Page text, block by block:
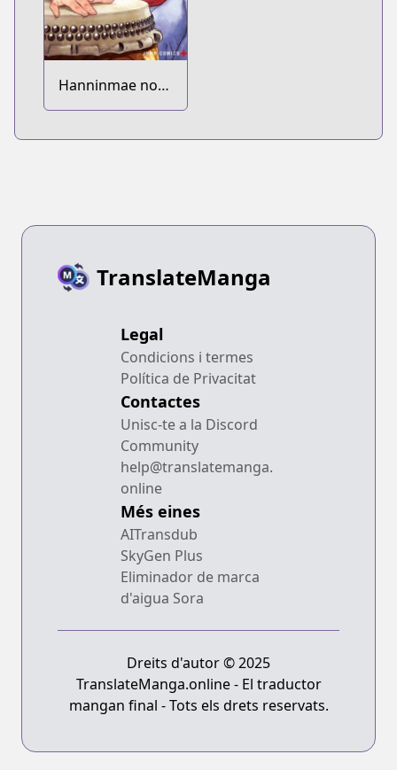
Hanninmae no
Koibito
TranslateManga
Legal
Condicions i termes
Política de Privacitat
Contactes
Unisc-te a la Discord
Community
help@translatemanga.
online
Més eines
AITransdub
SkyGen Plus
Eliminador de marca
d'aigua Sora
Dreits d'autor © 2025
TranslateManga.online - El traductor
mangan final - Tots els drets reservats.